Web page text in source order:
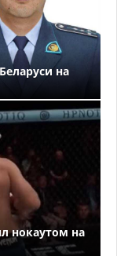
на
нокаутом на